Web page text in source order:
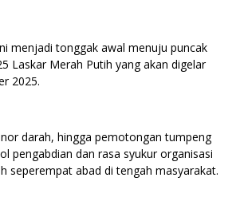
menjadi tonggak awal menuju puncak
Laskar Merah Putih yang akan digelar
2025.
darah, hingga pemotongan tumpeng
pengabdian dan rasa syukur organisasi
seperempat abad di tengah masyarakat.